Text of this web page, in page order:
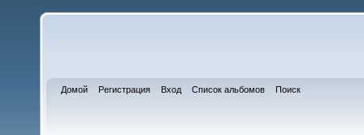
Домой Регистрация Вход Список альбомов Поиск